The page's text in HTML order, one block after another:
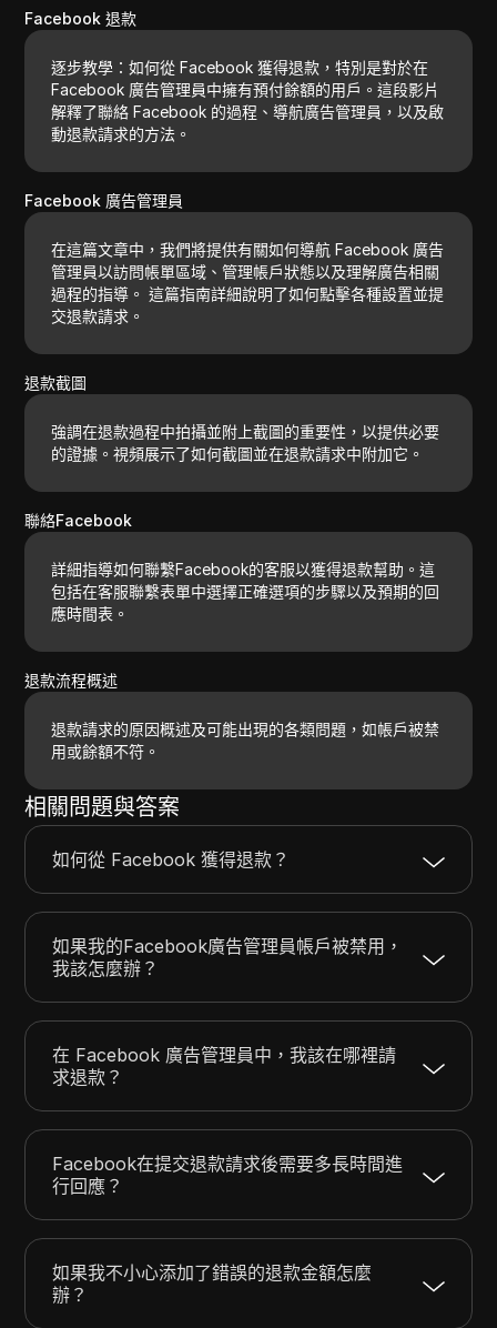
Facebook 退款
逐步教學：如何從 Facebook 獲得退款，特別是對於在
Facebook 廣告管理員中擁有預付餘額的用戶。這段影片
解釋了聯絡 Facebook 的過程、導航廣告管理員，以及啟
動退款請求的方法。
Facebook 廣告管理員
在這篇文章中，我們將提供有關如何導航 Facebook 廣告
管理員以訪問帳單區域、管理帳戶狀態以及理解廣告相關
過程的指導。 這篇指南詳細說明了如何點擊各種設置並提
交退款請求。
退款截圖
強調在退款過程中拍攝並附上截圖的重要性，以提供必要
的證據。視頻展示了如何截圖並在退款請求中附加它。
聯絡Facebook
詳細指導如何聯繫Facebook的客服以獲得退款幫助。這
包括在客服聯繫表單中選擇正確選項的步驟以及預期的回
應時間表。
退款流程概述
退款請求的原因概述及可能出現的各類問題，如帳戶被禁
用或餘額不符。
相關問題與答案
如何從 Facebook 獲得退款？
如果我的Facebook廣告管理員帳戶被禁用，
我該怎麼辦？
在 Facebook 廣告管理員中，我該在哪裡請
求退款？
Facebook在提交退款請求後需要多長時間進
行回應？
如果我不小心添加了錯誤的退款金額怎麼
辦？